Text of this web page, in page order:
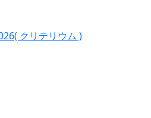
クリテリウム )